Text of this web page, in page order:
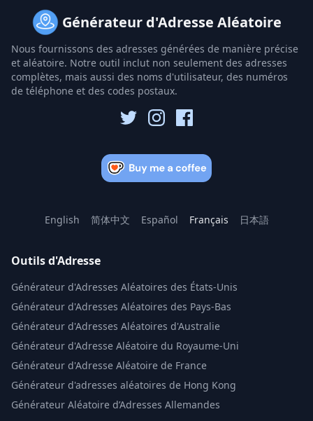
Générateur d'Adresse Aléatoire
Nous fournissons des adresses générées de manière précise
et aléatoire. Notre outil inclut non seulement des adresses
complètes, mais aussi des noms d'utilisateur, des numéros
de téléphone et des codes postaux.
English 简体中文 Español Français 日本語
Outils d'Adresse
Générateur d'Adresses Aléatoires des États-Unis
Générateur d'Adresses Aléatoires des Pays-Bas
Générateur d'Adresses Aléatoires d'Australie
Générateur d'Adresse Aléatoire du Royaume-Uni
Générateur d'Adresse Aléatoire de France
Générateur d'adresses aléatoires de Hong Kong
Générateur Aléatoire d’Adresses Allemandes